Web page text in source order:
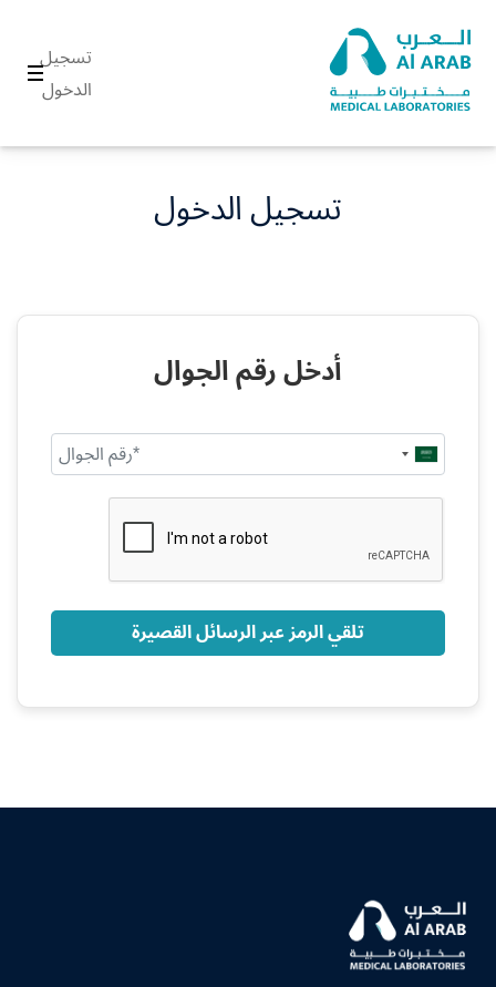
تسجيل
الدخول
تسجيل الدخول
أدخل رقم الجوال
Saudi
Arabia
تلقي الرمز عبر الرسائل القصيرة